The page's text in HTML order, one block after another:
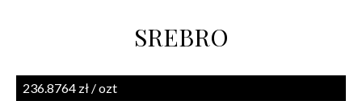
SREBRO
236.8764 zł / ozt